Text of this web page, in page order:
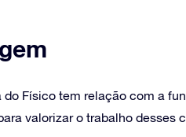
Físico tem relação com a
valorizar o trabalho desses